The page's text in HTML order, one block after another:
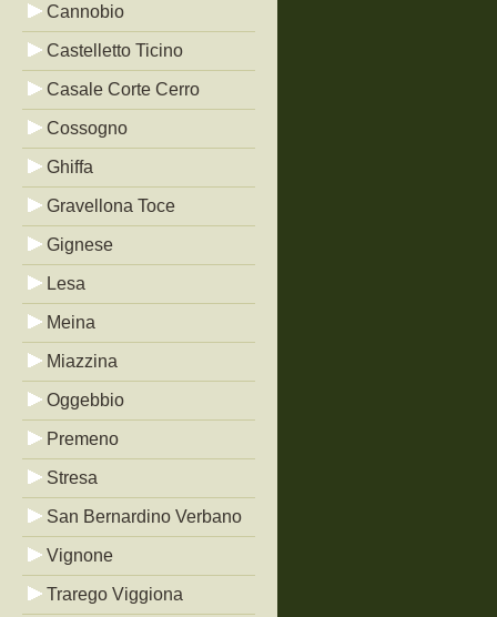
Cannobio
Castelletto Ticino
Casale Corte Cerro
Cossogno
Ghiffa
Gravellona Toce
Gignese
Lesa
Meina
Miazzina
Oggebbio
Premeno
Stresa
San Bernardino Verbano
Vignone
Trarego Viggiona